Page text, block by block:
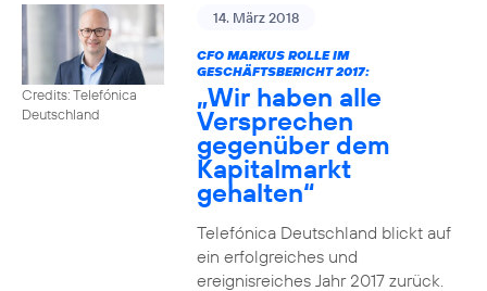
Credits: Telefónica
Deutschland
14. März 2018
CFO MARKUS ROLLE IM
GESCHÄFTSBERICHT 2017:
„Wir haben alle
Versprechen
gegenüber dem
Kapitalmarkt
gehalten“
Telefónica Deutschland blickt auf
ein erfolgreiches und
ereignisreiches Jahr 2017 zurück.